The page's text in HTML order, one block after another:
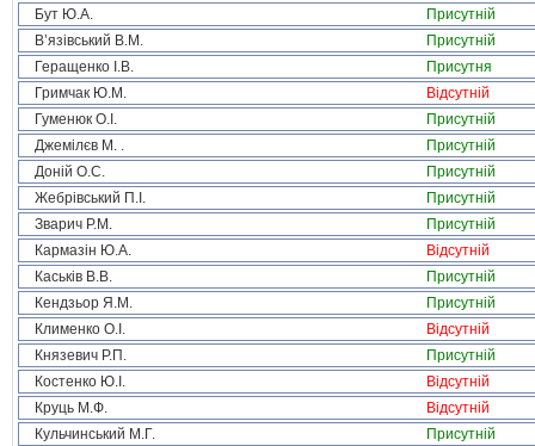
Бут Ю.А.
Присутній
В’язівський В.М.
Присутній
Геращенко І.В.
Присутня
Гримчак Ю.М.
Відсутній
Гуменюк О.І.
Присутній
Джемілєв М. .
Присутній
Доній О.С.
Присутній
Жебрівський П.І.
Присутній
Зварич Р.М.
Присутній
Кармазін Ю.А.
Відсутній
Каськів В.В.
Присутній
Кендзьор Я.М.
Присутній
Клименко О.І.
Відсутній
Князевич Р.П.
Присутній
Костенко Ю.І.
Відсутній
Круць М.Ф.
Відсутній
Кульчинський М.Г.
Присутній